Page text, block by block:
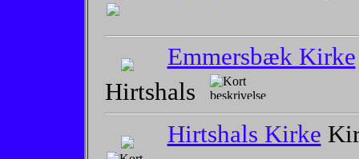
Emmersbæk Kirke
Hirtshals
Hirtshals Kirke